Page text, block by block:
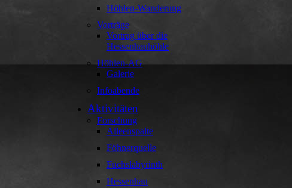
Höhlen-Wanderung
Vorträge
Vortrag über die
Hessenhauhöhle
Höhlen-AG
Galerie
Infoabende
Aktivitäten
Forschung
Alleenspalte
Föhnerquelle
Fuchslabyrinth
Hessenhau